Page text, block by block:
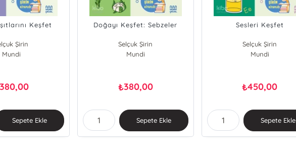
Keşfet
Şirin
Şirin
Mundi
Sepete Ekle
Doğayı Keşfet: Sebzeler
Selçuk Şirin
Derya Şirin
Mundi
₺380,00
Sepete Ekle
Sesleri Keşfet
Selçuk Şirin
Derya Şirin
Mundi
₺450,00
Sepete Ekle